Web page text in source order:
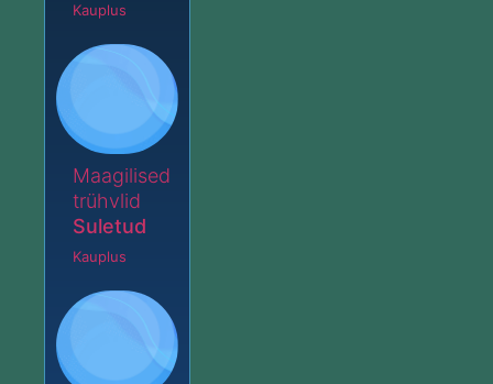
Kauplus
Maagilised
trühvlid
Suletud
Kauplus